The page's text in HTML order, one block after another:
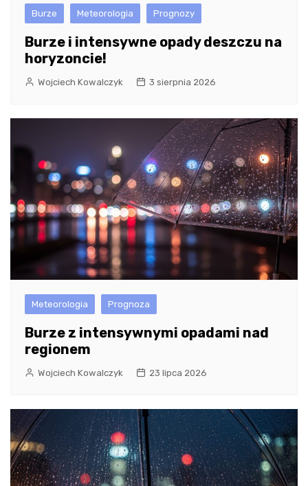
Burze Meteorologia Prognozy
Burze i intensywne opady deszczu na
horyzoncie!
Wojciech Kowalczyk 3 sierpnia 2026
Meteorologia Prognoza
Burze z intensywnymi opadami nad
regionem
Wojciech Kowalczyk 23 lipca 2026